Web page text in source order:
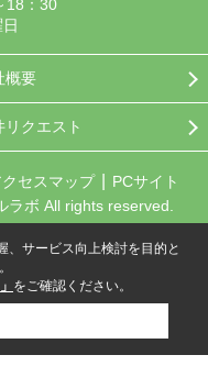
18：30
概要
リクエスト
クセスマップ
PCサイト
ボ All rights reserved.
、サービス向上検討を目的と
をご確認ください。